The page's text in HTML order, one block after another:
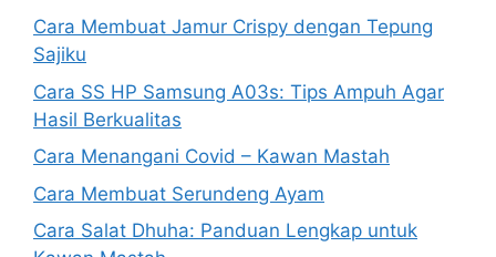
Cara Membuat Jamur Crispy dengan Tepung
Sajiku
Cara SS HP Samsung A03s: Tips Ampuh Agar
Hasil Berkualitas
Cara Menangani Covid – Kawan Mastah
Cara Membuat Serundeng Ayam
Cara Salat Dhuha: Panduan Lengkap untuk